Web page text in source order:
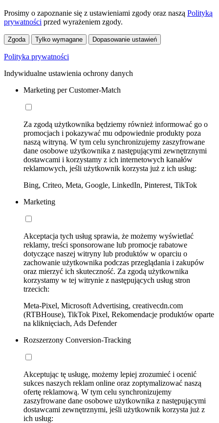
Prosimy o zapoznanie się z ustawieniami zgody oraz naszą Polityką
prywatności przed wyrażeniem zgody.
Zgoda Tylko wymagane Dopasowanie ustawień
Polityka prywatności
Indywidualne ustawienia ochrony danych
Marketing per Customer-Match
Za zgodą użytkownika będziemy również informować go o
promocjach i pokazywać mu odpowiednie produkty poza
naszą witryną. W tym celu synchronizujemy zaszyfrowane
dane osobowe użytkownika z następującymi zewnętrznymi
dostawcami i korzystamy z ich internetowych kanałów
reklamowych, jeśli użytkownik korzysta już z ich usług:
Bing, Criteo, Meta, Google, LinkedIn, Pinterest, TikTok
Marketing
Akceptacja tych usług sprawia, że możemy wyświetlać
reklamy, treści sponsorowane lub promocje rabatowe
dotyczące naszej witryny lub produktów w oparciu o
zachowanie użytkownika podczas przeglądania i zakupów
oraz mierzyć ich skuteczność. Za zgodą użytkownika
korzystamy w tej witrynie z następujących usług stron
trzecich:
Meta-Pixel, Microsoft Advertising, creativecdn.com
(RTBHouse), TikTok Pixel, Rekomendacje produktów oparte
na kliknięciach, Ads Defender
Rozszerzony Conversion-Tracking
Akceptując tę usługę, możemy lepiej zrozumieć i ocenić
sukces naszych reklam online oraz zoptymalizować naszą
ofertę reklamową. W tym celu synchronizujemy
zaszyfrowane dane osobowe użytkownika z następującymi
dostawcami zewnętrznymi, jeśli użytkownik korzysta już z
ich usług: